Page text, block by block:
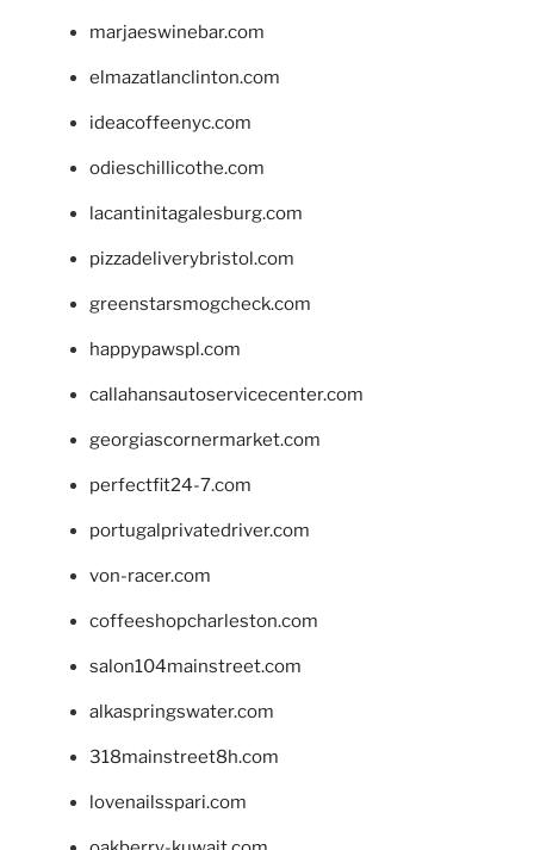
marjaeswinebar.com
elmazatlanclinton.com
ideacoffeenyc.com
odieschillicothe.com
lacantinitagalesburg.com
pizzadeliverybristol.com
greenstarsmogcheck.com
happypawspl.com
callahansautoservicecenter.com
georgiascornermarket.com
perfectfit24-7.com
portugalprivatedriver.com
von-racer.com
coffeeshopcharleston.com
salon104mainstreet.com
alkaspringswater.com
318mainstreet8h.com
lovenailsspari.com